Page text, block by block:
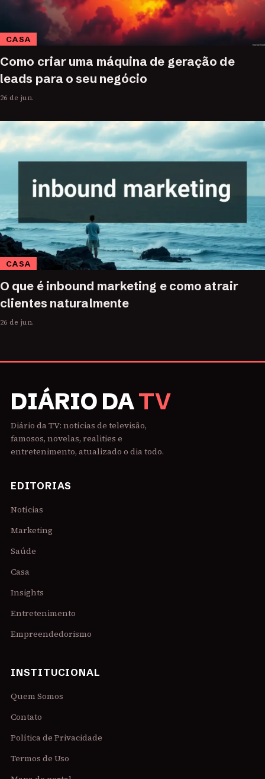
CASA
Como criar uma máquina de geração de
leads para o seu negócio
26 de jun.
CASA
O que é inbound marketing e como atrair
clientes naturalmente
26 de jun.
DIÁRIO DATV
Diário da TV: notícias de televisão,
famosos, novelas, realities e
entretenimento, atualizado o dia todo.
EDITORIAS
Notícias
Marketing
Saúde
Casa
Insights
Entretenimento
Empreendedorismo
INSTITUCIONAL
Quem Somos
Contato
Política de Privacidade
Termos de Uso